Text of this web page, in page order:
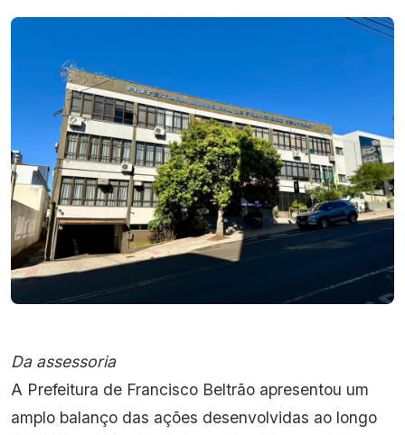
Da assessoria
A Prefeitura de Francisco Beltrão apresentou um
amplo balanço das ações desenvolvidas ao longo